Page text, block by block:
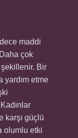
maddi
çok
Bir
yardım etme
karşı güçlü
olumlu etki